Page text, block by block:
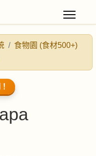
食物園 (食材500+)